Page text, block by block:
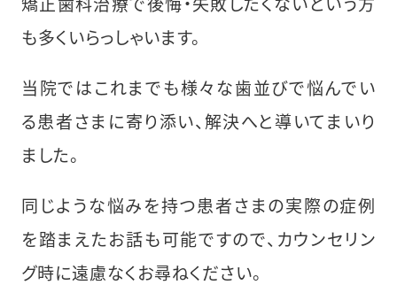
も多くいらっしゃいます。
当院ではこれまでも様々な歯並びで悩んでい
る患者さまに寄り添い、解決へと導いてまいり
ました。
同じような悩みを持つ患者さまの実際の症例
を踏まえたお話も可能ですので、カウンセリン
グ時に遠慮なくお尋ねください。